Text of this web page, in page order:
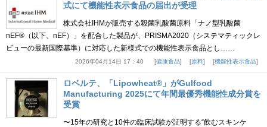
式にて機能性表示食品の届出が受理
株式会社IHMが販売する殺菌乳酸菌原料「ナノ型乳酸菌
nEF®（以下、nEF）」を配合した製品が、PRISMA2020（システマティックレ
ビューの最新国際基準）に対応した新様式での機能性表示食品とし……
2026年04月14日 17：40 健康食品 原料 機能性表示食品
ロベルテ、「Lipowheat®」がGulfood
Manufacturing 2025にて年間最優秀機能性成分賞を
受賞
〜15年の研究と10件の臨床試験が証明する“飲むスキンケ